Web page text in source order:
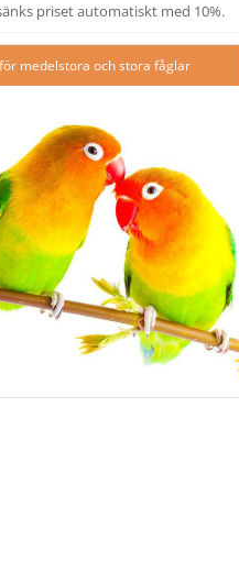
priset automatiskt med 10%.
för medelstora och stora fåglar